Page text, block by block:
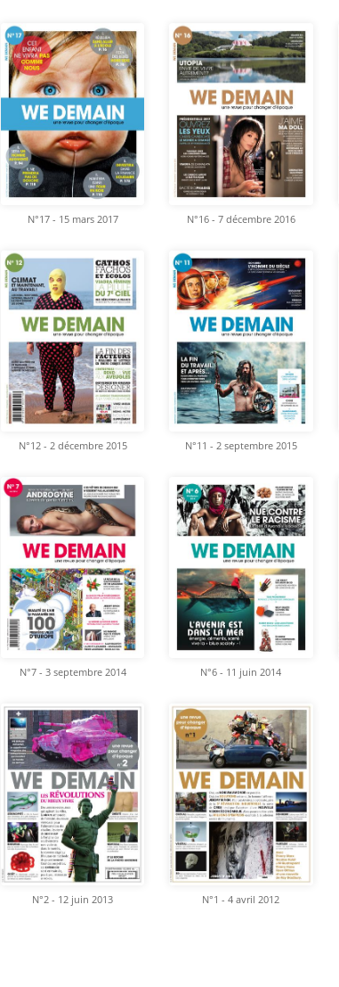
N°17 - 15 mars 2017 N°16 - 7 décembre 2016
N°12 - 2 décembre 2015 N°11 - 2 septembre 2015
N°7 - 3 septembre 2014 N°6 - 11 juin 2014
N°2 - 12 juin 2013 N°1 - 4 avril 2012